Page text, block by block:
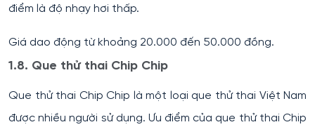
điểm là độ nhạy hơi thấp.
Giá dao động từ khoảng 20.000 đến 50.000 đồng.
1.8. Que thử thai Chip Chip
Que thử thai Chip Chip là một loại que thử thai Việt Nam
được nhiều người sử dụng. Ưu điểm của que thử thai Chip